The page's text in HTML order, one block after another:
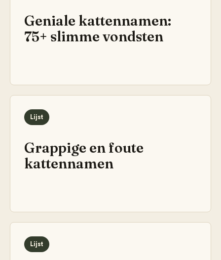
Geniale kattennamen:
75+ slimme vondsten
Lijst
Grappige en foute
kattennamen
Lijst